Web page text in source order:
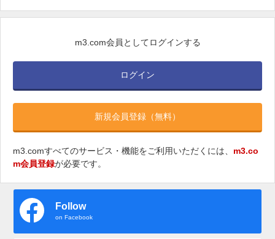
m3.com会員としてログインする
ログイン
新規会員登録（無料）
m3.comすべてのサービス・機能をご利用いただくには、 m3.co
m会員登録が必要です。
Follow
on Facebook